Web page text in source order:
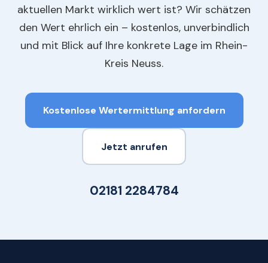
aktuellen Markt wirklich wert ist? Wir schätzen
den Wert ehrlich ein – kostenlos, unverbindlich
und mit Blick auf Ihre konkrete Lage im Rhein-
Kreis Neuss.
Kostenlose Wertermittlung anfordern
Jetzt anrufen
02181 2284784